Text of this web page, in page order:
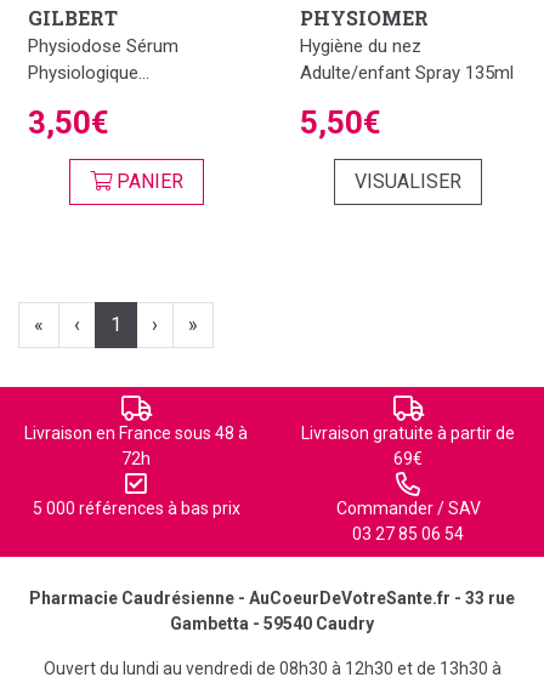
GILBERT
Physiodose Sérum
Physiologique...
3,50€
PANIER
PHYSIOMER
Hygiène du nez
Adulte/enfant Spray 135ml
5,50€
VISUALISER
« ‹ 1 › »
Livraison en France sous 48 à
72h
Livraison gratuite à partir de
69€
5 000 références à bas prix
Commander / SAV
03 27 85 06 54
Pharmacie Caudrésienne - AuCoeurDeVotreSante.fr - 33 rue
Gambetta - 59540 Caudry
Ouvert du lundi au vendredi de 08h30 à 12h30 et de 13h30 à